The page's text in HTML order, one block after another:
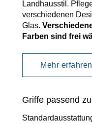
Landhausstil.
verschiedenen
Glas.
Farben sind frei
Mehr erfahren
Griffe passend